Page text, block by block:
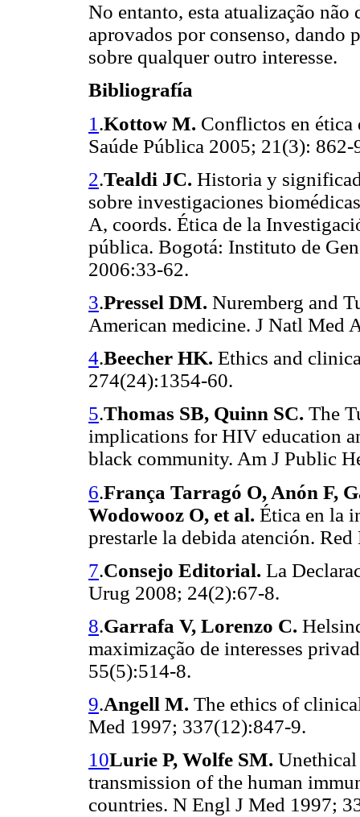
No entanto, esta atualização não
aprovados por consenso, dando
sobre qualquer outro interesse.
Bibliografía
1 .Kottow M. Conflictos en ética
Saúde Pública 2005; 21(3): 862-
2.Tealdi JC. Historia y
sobre investigaciones
A, coords. Ética de la
pública. Bogotá: Instituto de
2006:33-62.
3.Pressel DM. Nuremberg and
American medicine. J Natl Med
4.Beecher HK. Ethics and
274(24):1354-60.
5.Thomas SB, Quinn SC. The
implications for HIV education
black community. Am J Public
6.França Tarragó O, Anón F,
Wodowooz O, et al. Ética en la
prestarle la debida atención.
7.Consejo Editorial. La
Urug 2008; 24(2):67-8.
8.Garrafa V, Lorenzo C.
maximização de interesses
55(5):514-8.
9.Angell M. The ethics of
Med 1997; 337(12):847-9.
10Lurie P, Wolfe SM.
transmission of the human
countries. N Engl J Med 1997;